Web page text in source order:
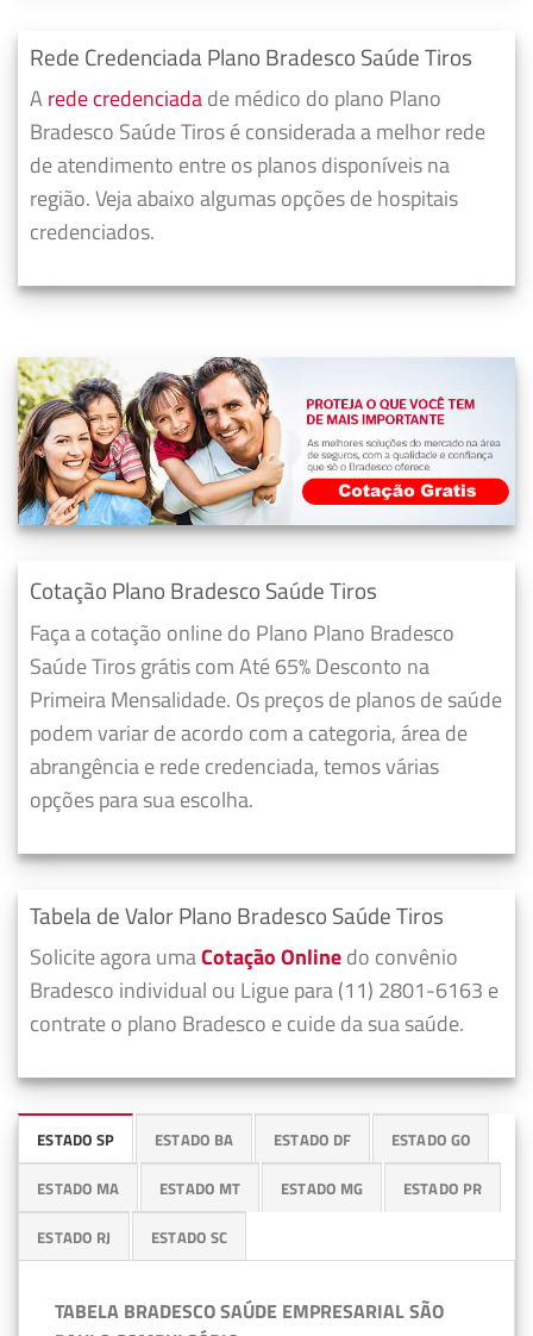
Rede Credenciada Plano Bradesco Saúde Tiros
A rede credenciadade médico do plano Plano
Bradesco Saúde Tiros é considerada a melhor rede
de atendimento entre os planos disponíveis na
região. Veja abaixo algumas opções de hospitais
credenciados.
Cotação Plano Bradesco Saúde Tiros
Faça a cotação online do Plano Plano Bradesco
Saúde Tiros grátis com Até 65% Desconto na
Primeira Mensalidade. Os preços de planos de saúde
podem variar de acordo com a categoria, área de
abrangência e rede credenciada, temos várias
opções para sua escolha.
Tabela de Valor Plano Bradesco Saúde Tiros
Solicite agora umaCotação Onlinedo convênio
Bradesco individual ou Ligue para (11) 2801-6163 e
contrate o plano Bradesco e cuide da sua saúde.
ESTADO SP ESTADO BA ESTADO DF ESTADO GO
ESTADO MA ESTADO MT ESTADO MG ESTADO PR
ESTADO RJ ESTADO SC
TABELA BRADESCO SAÚDE EMPRESARIAL SÃO